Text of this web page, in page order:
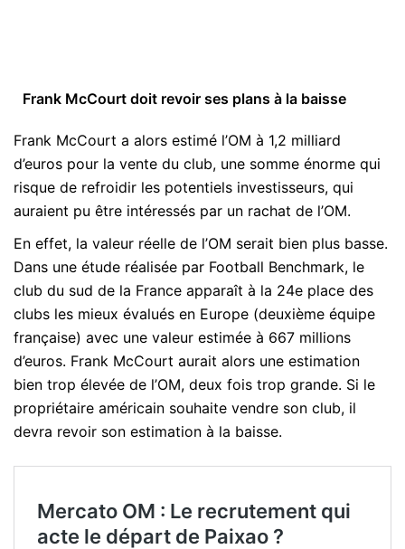
Frank McCourt doit revoir ses plans à la baisse
Frank McCourt a alors estimé l’OM à 1,2 milliard
d’euros pour la vente du club, une somme énorme qui
risque de refroidir les potentiels investisseurs, qui
auraient pu être intéressés par un rachat de l’OM.
En effet, la valeur réelle de l’OM serait bien plus basse.
Dans une étude réalisée par Football Benchmark, le
club du sud de la France apparaît à la 24e place des
clubs les mieux évalués en Europe (deuxième équipe
française) avec une valeur estimée à 667 millions
d’euros. Frank McCourt aurait alors une estimation
bien trop élevée de l’OM, deux fois trop grande. Si le
propriétaire américain souhaite vendre son club, il
devra revoir son estimation à la baisse.
Mercato OM : Le recrutement qui
acte le départ de Paixao ?